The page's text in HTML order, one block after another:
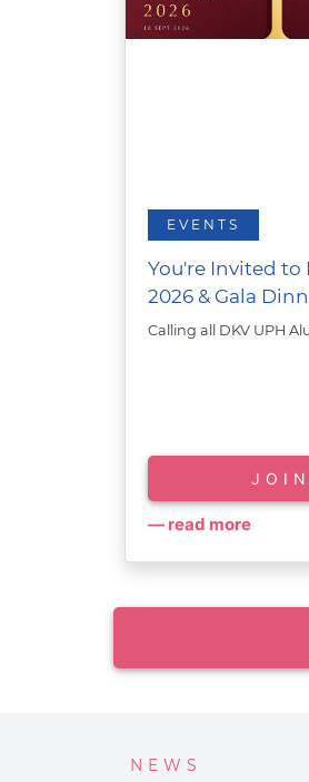
EVENTS
You're Invited to
2026 & Gala
Calling all DKV UPH
read more
NEWS